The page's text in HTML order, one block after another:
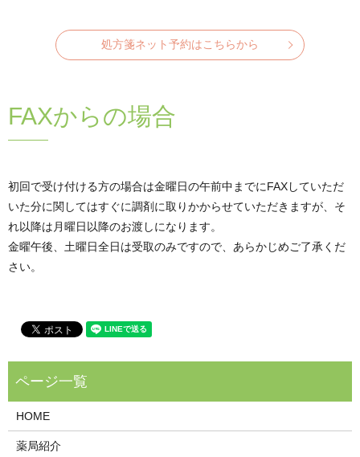
処方箋ネット予約はこちらから
FAXからの場合
初回で受け付ける方の場合は金曜日の午前中までにFAXしていただ
いた分に関してはすぐに調剤に取りかからせていただきますが、 そ
れ以降は月曜日以降のお渡しになります。
金曜午後、土曜日全日は受取のみですので、あらかじめご了承くだ
さい。
HOME
薬局紹介